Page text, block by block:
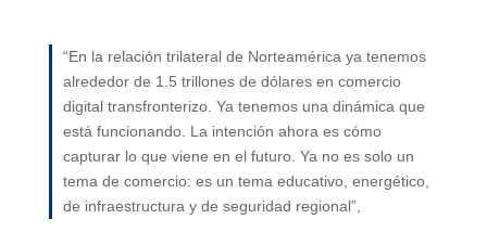
“En la relación trilateral de Norteamérica ya tenemos
alrededor de 1.5 trillones de dólares en comercio
digital transfronterizo. Ya tenemos una dinámica que
está funcionando. La intención ahora es cómo
capturar lo que viene en el futuro. Ya no es solo un
tema de comercio: es un tema educativo, energético,
de infraestructura y de seguridad regional”,